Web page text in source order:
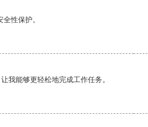
性保护。
我能够更轻松地完成工作任务。